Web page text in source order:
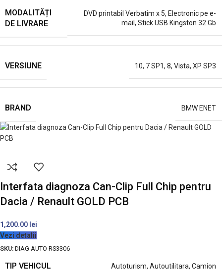
MODALITĂȚI
DE LIVRARE
DVD printabil Verbatim x 5, Electronic pe e-
mail , Stick USB Kingston 32 Gb
VERSIUNE 10, 7 SP1, 8, Vista, XP SP3
BRAND BMW ENET
Interfata diagnoza Can-Clip Full Chip pentru
Dacia / Renault GOLD PCB
1,200.00 lei
Vezi detalii
SKU: DIAG-AUTO-RS3306
TIP VEHICUL Autoturism, Autoutilitara, Camion